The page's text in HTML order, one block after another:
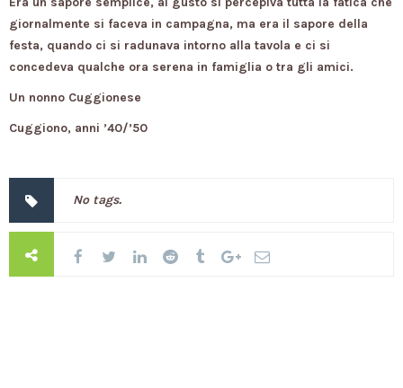
giornalmente si faceva in campagna, ma era il sapore della
festa, quando ci si radunava intorno alla tavola e ci si
concedeva qualche ora serena in famiglia o tra gli amici.
Un nonno Cuggionese
Cuggiono, anni ’40/’50
No tags.